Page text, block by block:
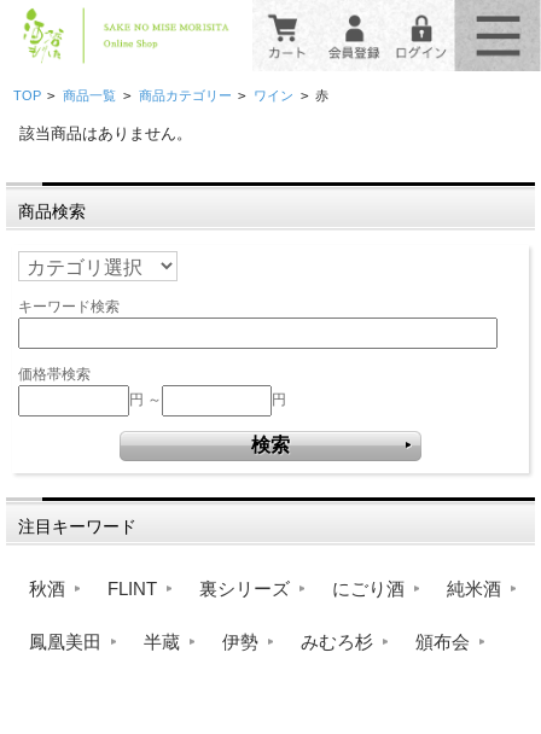
TOP > 商品一覧 > 商品カテゴリー > ワイン > 赤
該当商品はありません。
商品検索
キーワード検索
価格帯検索
円 ～
円
注目キーワード
秋酒 FLINT 裏シリーズ にごり酒 純米酒
鳳凰美田 半蔵 伊勢 みむろ杉 頒布会